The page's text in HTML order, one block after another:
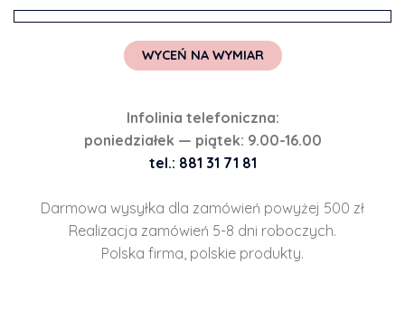
WYCEŃ NA WYMIAR
Infolinia telefoniczna:
poniedziałek — piątek: 9.00-16.00
tel.: 881 31 71 81
Darmowa wysyłka dla zamówień powyżej 500 zł
Realizacja zamówień 5-8 dni roboczych.
Polska firma, polskie produkty.